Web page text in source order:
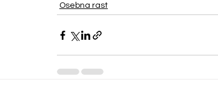
Osebna rast